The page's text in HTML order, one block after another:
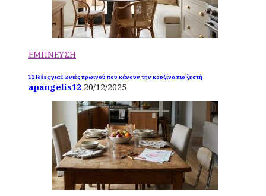
ΕΜΠΝΕΥΣΗ
12 Ιδέες για Γωνιές πρωινού που κάνουν την κουζίνα πιο ζεστή
apangelis12 20/12/2025